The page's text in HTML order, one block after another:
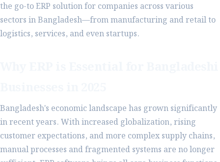
the go-to ERP solution for companies across various
sectors in Bangladesh—from manufacturing and retail to
logistics, services, and even startups.
Bangladesh's economic landscape has grown significantly
in recent years. With increased globalization, rising
customer expectations, and more complex supply chains,
manual processes and fragmented systems are no longer